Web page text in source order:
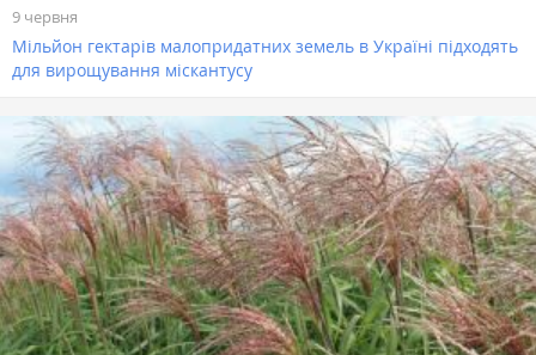
9 червня
Мільйон гектарів малопридатних земель в Україні підходять
для вирощування міскантусу